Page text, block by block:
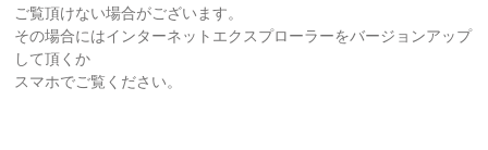
ご覧頂けない場合がございます。
その場合にはインターネットエクスプローラーをバージョンアップ
して頂くか
スマホでご覧ください。